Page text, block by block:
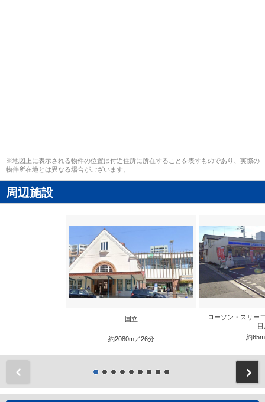
※地図上に表示される物件の位置は付近住所に所在することを表すものであり、実際の
物件所在地とは異なる場合がございます。
周辺施設
国立
約2080m／26分
ローソン・スリー
目
約